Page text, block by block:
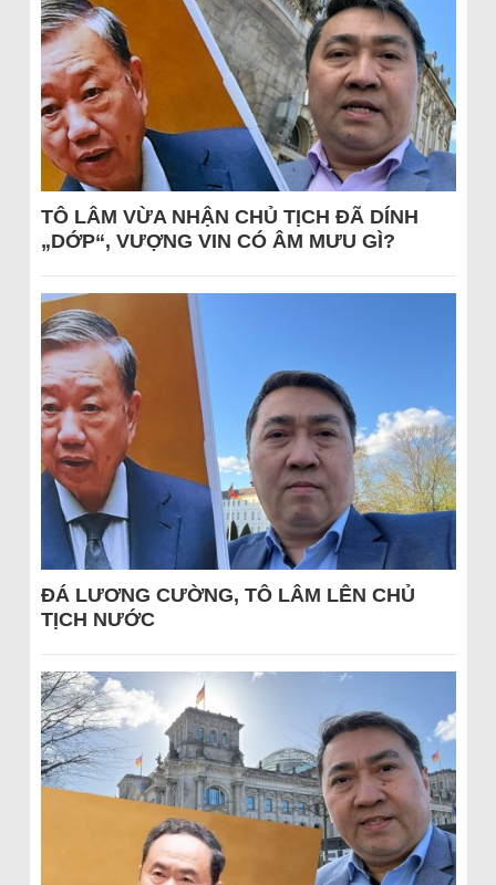
TÔ LÂM VỪA NHẬN CHỦ TỊCH ĐÃ DÍNH
„DỚP“, VƯỢNG VIN CÓ ÂM MƯU GÌ?
ĐÁ LƯƠNG CƯỜNG, TÔ LÂM LÊN CHỦ
TỊCH NƯỚC